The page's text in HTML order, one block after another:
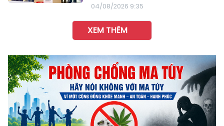
04/08/2026 9:35
XEM THÊM